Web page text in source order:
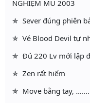
NGHIỆM MU 2003
✯ Sever đúng phiên
✯ Vé Blood Devil tự
✯ Đủ 220 Lv mới lập
✯ Zen rất hiếm
✯ Move bằng tay,